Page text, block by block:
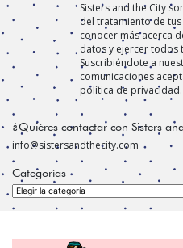
Sisters and the City
del tratamiento de
conocer más acerca
datos y ejercer todos
Suscribiéndote a
comunicaciones
política de privacidad.
¿Quiéres contactar con Sisters
info@sistersandthecity.com
Categorías
Categorías